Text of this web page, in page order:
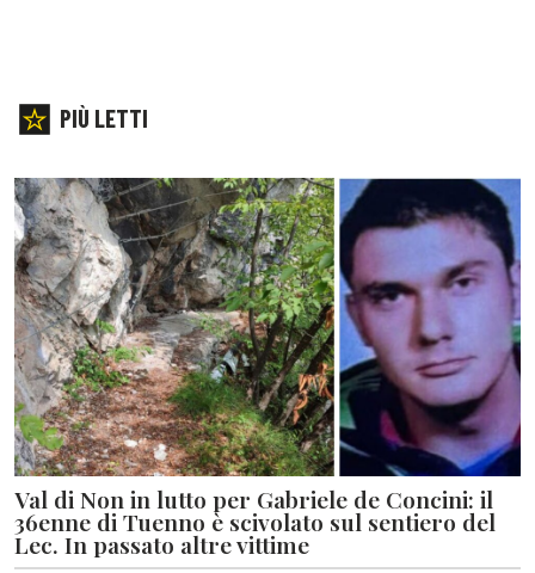
PIÙ LETTI
Val di Non in lutto per Gabriele de Concini: il
36enne di Tuenno è scivolato sul sentiero del
Lec. In passato altre vittime